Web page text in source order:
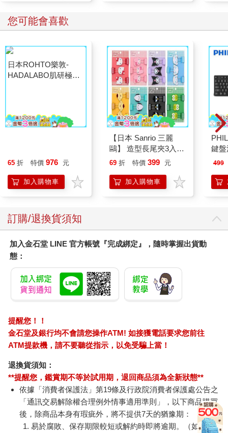
您可能會喜歡
金緻7重玻尿酸高效保
140ml/金瓶(Premium
臉部肌膚護理乳霜,素
65 折 特價 976 元
加入購物車
【日本 Sanrio 三麗
鷗】 造型長尾夾3入組
(8款可選) 凱蒂貓 Hello
企鵝
69 折 特價 399 元
加入購物車
鍵盤
499
訂購/退換貨須知
加入金石堂 LINE 官方帳號『完成綁定』，隨時掌握出貨動
態：
提醒您！！
金石堂及銀行均不會請您操作ATM! 如接獲電話要求您前往
ATM提款機，請不要聽從指示，以免受騙上當！
退換貨須知：
**提醒您，鑑賞期不等於試用期，退回商品須為全新狀態**
依據「消費者保護法」第19條及行政院消費者保護處公告之
「通訊交易解除權合理例外情事適用準則」，以下商品購買
後，除商品本身有瑕疵外，將不提供7天的猶豫期：
易於腐敗、保存期限較短或解約時即將逾期。（如：生